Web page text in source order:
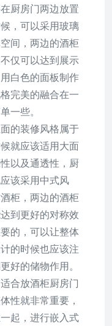
厨房门两边放置
，可以采用玻璃
间，两边的酒柜
仅可以达到展示
白色的面板制作
完美的融合在一
一些。
的装修风格属于
就应该适用大面
以及通透性，厨
该采用中式风
柜，两边的酒柜
到更好的对称效
的，可以让整体
的时候也应该注
好的储物作用。
合放酒柜厨房门
性就非常重要，
起，进行嵌入式